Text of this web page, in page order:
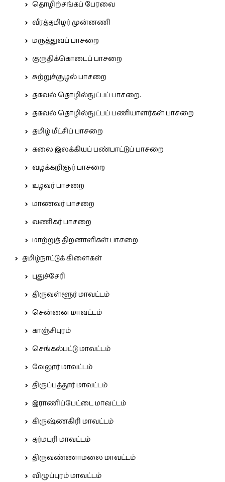
தொழிற்சங்கப் பேரவை
வீரத்தமிழர் முன்னணி
மருத்துவப் பாசறை
குருதிக்கொடைப் பாசறை
சுற்றுச்சூழல் பாசறை
தகவல் தொழில்நுட்பப் பாசறை.
தகவல் தொழில்நுட்பப் பணியாளர்கள் பாசறை
தமிழ் மீட்சிப் பாசறை
கலை இலக்கியப் பண்பாட்டுப் பாசறை
வழக்கறிஞர் பாசறை
உழவர் பாசறை
மாணவர் பாசறை
வணிகர் பாசறை
மாற்றுத் திறனாளிகள் பாசறை
தமிழ்நாட்டுக் கிளைகள்
புதுச்சேரி
திருவள்ளூர் மாவட்டம்
சென்னை மாவட்டம்
காஞ்சிபுரம்
செங்கல்பட்டு மாவட்டம்
வேலூர் மாவட்டம்
திருப்பத்தூர் மாவட்டம்
இராணிப்பேட்டை மாவட்டம்
கிருஷ்ணகிரி மாவட்டம்
தர்மபுரி மாவட்டம்
திருவண்ணாமலை மாவட்டம்
விழுப்புரம் மாவட்டம்